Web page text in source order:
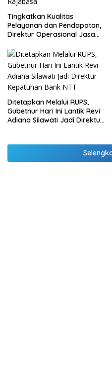
Tingkatkan Kualitas
Pelayanan dan Pendapatan,
Direktur Operasional Jasa
di Lampung dan Tinjau
Samsat Rajabasa
Ditetapkan Melalui RUPS,
Gubetnur Hari Ini Lantik Revi
Adiana Silawati Jadi Direktur